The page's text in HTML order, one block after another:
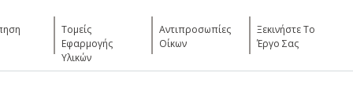
Τομείς
Εφαρμογής
Υλικών
Αντιπροσωπίες
Οίκων
Ξεκινήστε Το
Έργο Σας